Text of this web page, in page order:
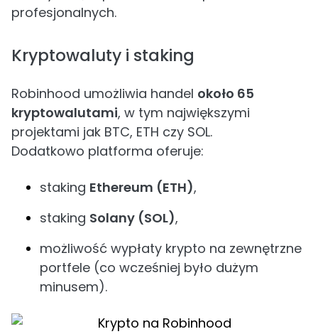
profesjonalnych.
Kryptowaluty i staking
Robinhood umożliwia handel około 65
kryptowalutami, w tym największymi
projektami jak BTC, ETH czy SOL.
Dodatkowo platforma oferuje:
staking Ethereum (ETH),
staking Solany (SOL),
możliwość wypłaty krypto na zewnętrzne
portfele (co wcześniej było dużym
minusem).